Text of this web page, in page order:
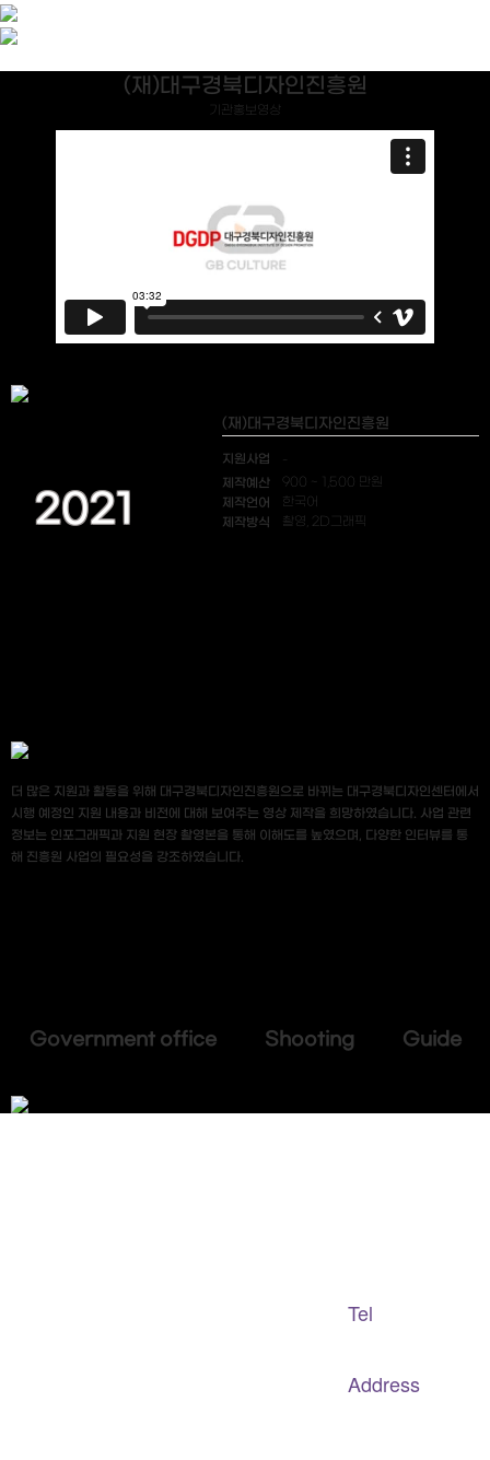
(재)대구경북디자인진흥원
기관홍보영상
2021
(재)대구경북디자인진흥원
지원사업
제작예산 900 ~ 1,500 만원
제작언어 한국어
제작방식 촬영, 2D그래픽
더 많은 지원과 활동을 위해 대구경북디자인진흥원으로 바뀌는 대구경북디자인센터에서
시행 예정인 지원 내용과 비전에 대해 보여주는 영상 제작을 희망하였습니다. 사업 관련
정보는 인포그래픽과 지원 현장 촬영본을 통해 이해도를 높였으며, 다양한 인터뷰를 통
해 진흥원 사업의 필요성을 강조하였습니다.
Government office Shooting Guide
Tel
Address